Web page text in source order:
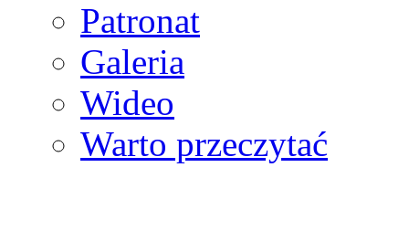
Patronat
Galeria
Wideo
Warto przeczytać